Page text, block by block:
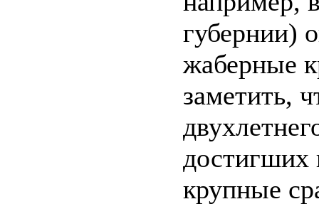
губернии)
жаберные
заметить,
достигших
крупные